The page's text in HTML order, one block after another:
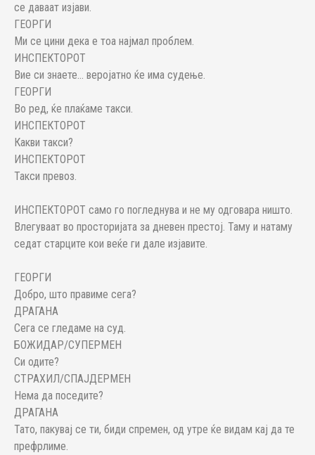
се даваат изјави.
ГЕОРГИ
Ми се цини дека е тоа најмал проблем.
ИНСПЕКТОРОТ
Вие си знаете... веројатно ќе има судење.
ГЕОРГИ
Во ред, ќе плаќаме такси.
ИНСПЕКТОРОТ
Какви такси?
ИНСПЕКТОРОТ
Такси превоз.
ИНСПЕКТОРОТ само го погледнува и не му одговара ништо.
Влегуваат во просторијата за дневен престој. Таму и натаму
седат старците кои веќе ги дале изјавите.
ГЕОРГИ
Добро, што правиме сега?
ДРАГАНА
Сега се гледаме на суд.
БОЖИДАР/СУПЕРМЕН
Си одите?
СТРАХИЛ/СПАЈДЕРМЕН
Нема да поседите?
ДРАГАНА
Тато, пакувај се ти, биди спремен, од утре ќе видам кај да те
префрлиме.